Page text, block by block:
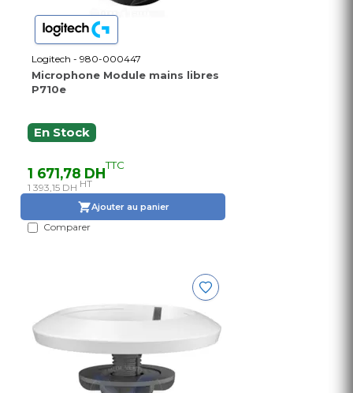
Logitech - 980-000447
Microphone Module mains libres
P710e
En Stock
1 671,78 DHTTC
1 393,15 DH HT
Ajouter au panier
Comparer